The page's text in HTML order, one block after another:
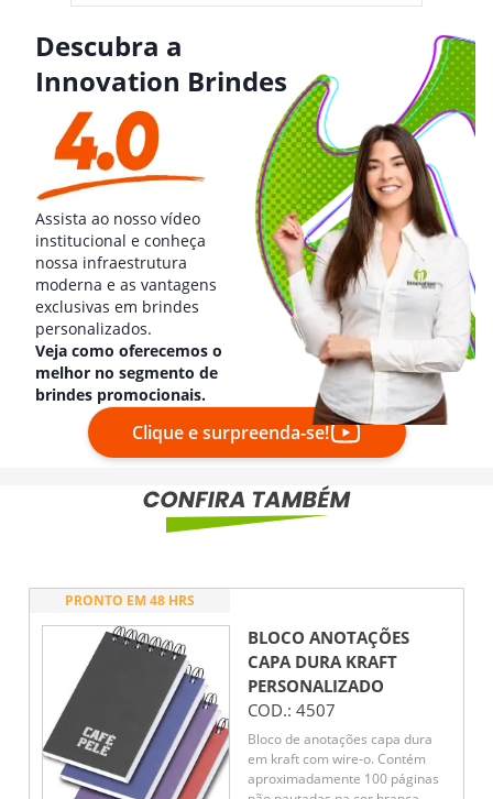
Descubra a
Innovation Brindes
Assista ao nosso vídeo
institucional e conheça
nossa infraestrutura
moderna e as vantagens
exclusivas em brindes
personalizados.
Veja como oferecemos o
melhor no segmento de
brindes promocionais.
Clique e surpreenda-se!
PRONTO EM 48 HRS
BLOCO ANOTAÇÕES
CAPA DURA KRAFT
PERSONALIZADO
COD.: 4507
Bloco de anotações capa dura
em kraft com wire-o. Contém
aproximadamente 100 páginas